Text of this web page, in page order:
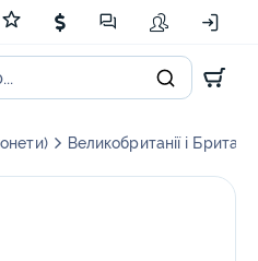
Великобританії і